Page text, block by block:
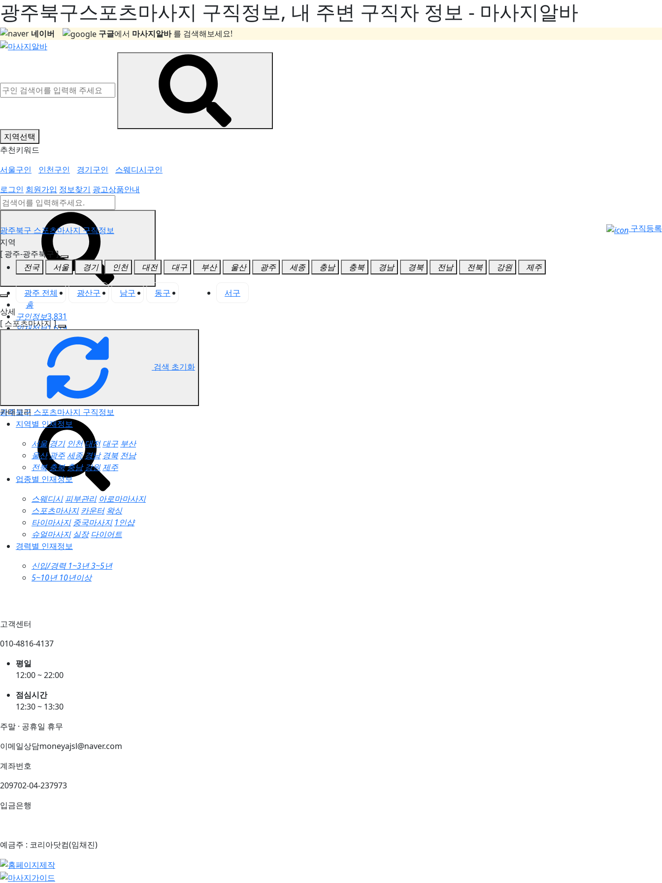
광주북구스포츠마사지 구직정보, 내 주변 구직자 정보 - 마사지알바
네이버 구글에서 마사지알바를 검색해보세요!
지역선택
추천키워드
서울구인
인천구인 경기구인
스웨디시구인
로그인 회원가입 정보찾기 광고상품안내
홈
구인정보3,831
인재정보1,619
고객센터
전국업체정보
마사지가이드
업체 서비스 관리
광주북구 스포츠마사지 구직정보
광주북구 스포츠마사지 구직정보
구직등록
지역
[ 광주-광주북구 ]
전국
서울 경기 인천 대전 대구 부산 울산 광주 세종 충남 충북 경남 경북 전남 전북 강원 제주
광주 전체 광산구 남구 동구
서구
상세
[ 스포츠마사지 ]
검색 초기화
카테고리
지역별 인재정보
서울경기 인천대전 대구 부산
울산광주세종경남 경북 전남
전북 충북충남 강원제주
업종별 인재정보
스웨디시 피부관리 아로마마사지
스포츠마사지 카운터 왁싱
타이마사지 중국마사지 1인샵
슈얼마사지 실장 다이어트
경력별 인재정보
신입/경력 1~3년3~5년
5~10년 10년이상
고객센터
010-4816-4137
평일
12:00 ~ 22:00
점심시간
12:30 ~ 13:30
주말 · 공휴일 휴무
이메일상담moneyajsl@naver.com
계좌번호
209702-04-237973
입금은행
예금주 : 코리아닷컴(임채진)